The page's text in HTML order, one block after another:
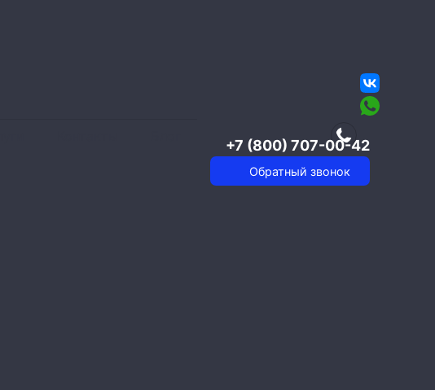
+7 (800) 707-00-42
Обратный звонок